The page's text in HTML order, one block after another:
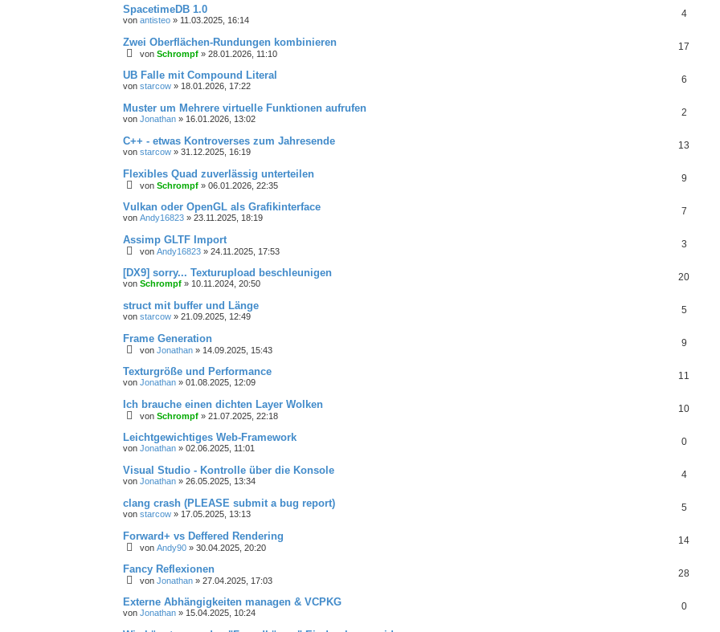
SpacetimeDB 1.0
von antisteo » 11.03.2025, 16:14
4
Zwei Oberflächen-Rundungen kombinieren
von Schrompf » 28.01.2026, 11:10
17
UB Falle mit Compound Literal
von starcow » 18.01.2026, 17:22
6
Muster um Mehrere virtuelle Funktionen aufrufen
von Jonathan » 16.01.2026, 13:02
2
C++ - etwas Kontroverses zum Jahresende
von starcow » 31.12.2025, 16:19
13
Flexibles Quad zuverlässig unterteilen
von Schrompf » 06.01.2026, 22:35
9
Vulkan oder OpenGL als Grafikinterface
von Andy16823 » 23.11.2025, 18:19
7
Assimp GLTF Import
von Andy16823 » 24.11.2025, 17:53
3
[DX9] sorry... Texturupload beschleunigen
von Schrompf » 10.11.2024, 20:50
20
struct mit buffer und Länge
von starcow » 21.09.2025, 12:49
5
Frame Generation
von Jonathan » 14.09.2025, 15:43
9
Texturgröße und Performance
von Jonathan » 01.08.2025, 12:09
11
Ich brauche einen dichten Layer Wolken
von Schrompf » 21.07.2025, 22:18
10
Leichtgewichtiges Web-Framework
von Jonathan » 02.06.2025, 11:01
0
Visual Studio - Kontrolle über die Konsole
von Jonathan » 26.05.2025, 13:34
4
clang crash (PLEASE submit a bug report)
von starcow » 17.05.2025, 13:13
5
Forward+ vs Deffered Rendering
von Andy90 » 30.04.2025, 20:20
14
Fancy Reflexionen
von Jonathan » 27.04.2025, 17:03
28
Externe Abhängigkeiten managen & VCPKG
von Jonathan » 15.04.2025, 10:24
0